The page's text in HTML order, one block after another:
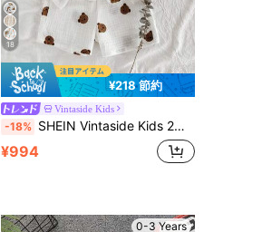
18
¥218 節約
Vintaside Kids
-18% SHEIN Vintaside Kids 2セット ベビーボーイ用カートゥーンベア柄 半袖 シングルブレスト トップ ショーツ カジュアルアウトフィットセット
¥994
0-3 Years